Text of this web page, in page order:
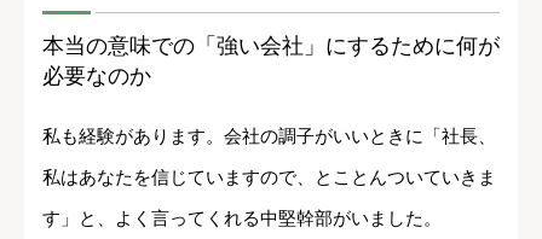
本当の意味での「強い会社」にするために何が
必要なのか
私も経験があります。会社の調子がいいときに「社長、
私はあなたを信じていますので、とことんついていきま
す」と、よく言ってくれる中堅幹部がいました。